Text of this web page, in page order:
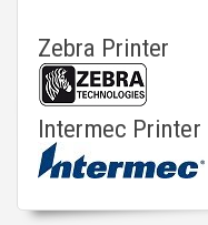
Zebra Printer
Intermec Printer